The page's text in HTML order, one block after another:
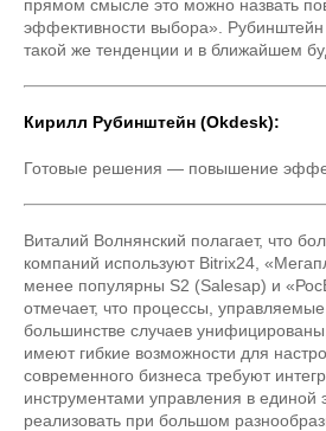
прямом смысле это можно назвать
эффективности выбора».
такой же тенденции и в ближайшем
Кирилл Рубинштейн (Okdesk):
Готовые решения — повышение
Виталий Волнянский полагает, что
компаний используют Bitrix24,
менее популярны S2 (Salesap) и
отмечает, что процессы,
большинстве случаев
имеют гибкие возможности для
современного бизнеса требуют
инструментами управления в единой
реализовать при большом